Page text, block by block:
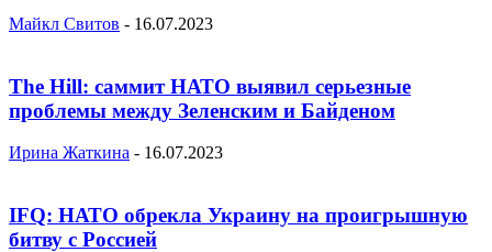
Майкл Свитов - 16.07.2023
The Hill: саммит НАТО выявил серьезные
проблемы между Зеленским и Байденом
Ирина Жаткина - 16.07.2023
IFQ: НАТО обрекла Украину на проигрышную
битву с Россией